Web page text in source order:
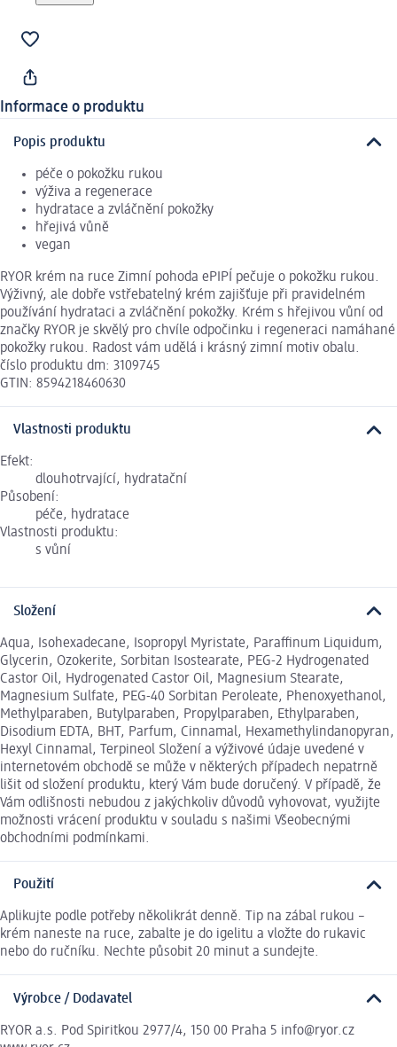
Informace o produktu
Popis produktu
péče o pokožku rukou
výživa a regenerace
hydratace a zvláčnění pokožky
hřejivá vůně
vegan
RYOR krém na ruce Zimní pohoda ePIPÍ pečuje o pokožku rukou.
Výživný, ale dobře vstřebatelný krém zajišťuje při pravidelném
používání hydrataci a zvláčnění pokožky. Krém s hřejivou vůní od
značky RYOR je skvělý pro chvíle odpočinku i regeneraci namáhané
pokožky rukou. Radost vám udělá i krásný zimní motiv obalu.
číslo produktu dm: 3109745
GTIN: 8594218460630
Vlastnosti produktu
Efekt:
dlouhotrvající, hydratační
Působení:
péče, hydratace
Vlastnosti produktu:
s vůní
Složení
Aqua, Isohexadecane, Isopropyl Myristate, Paraffinum Liquidum,
Glycerin, Ozokerite, Sorbitan Isostearate, PEG-2 Hydrogenated
Castor Oil, Hydrogenated Castor Oil, Magnesium Stearate,
Magnesium Sulfate, PEG-40 Sorbitan Peroleate, Phenoxyethanol,
Methylparaben, Butylparaben, Propylparaben, Ethylparaben,
Disodium EDTA, BHT, Parfum, Cinnamal, Hexamethylindanopyran,
Hexyl Cinnamal, Terpineol Složení a výživové údaje uvedené v
internetovém obchodě se může v některých případech nepatrně
lišit od složení produktu, který Vám bude doručený. V případě, že
Vám odlišnosti nebudou z jakýchkoliv důvodů vyhovovat, využijte
možnosti vrácení produktu v souladu s našimi Všeobecnými
obchodními podmínkami.
Použití
Aplikujte podle potřeby několikrát denně. Tip na zábal rukou –
krém naneste na ruce, zabalte je do igelitu a vložte do rukavic
nebo do ručníku. Nechte působit 20 minut a sundejte.
Výrobce / Dodavatel
RYOR a.s. Pod Spiritkou 2977/4, 150 00 Praha 5 info@ryor.cz